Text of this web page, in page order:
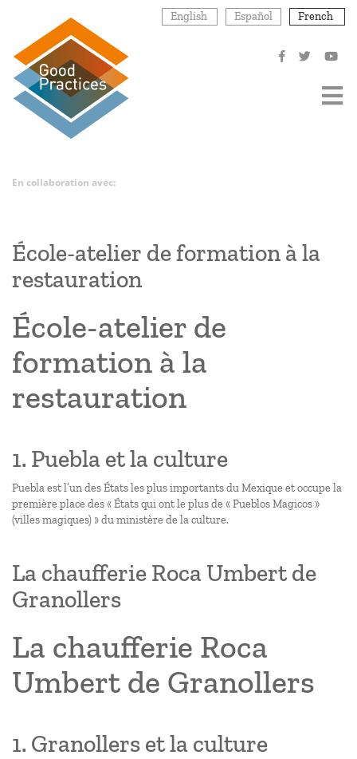
contenu
principal
English Español French
En collaboration avec:
École-atelier de formation à la
restauration
École-atelier de
formation à la
restauration
1. Puebla et la culture
Puebla est l’un des États les plus importants du Mexique et occupe la
première place des « États qui ont le plus de « Pueblos Magicos »
(villes magiques) » du ministère de la culture.
La chaufferie Roca Umbert de
Granollers
La chaufferie Roca
Umbert de Granollers
1. Granollers et la culture